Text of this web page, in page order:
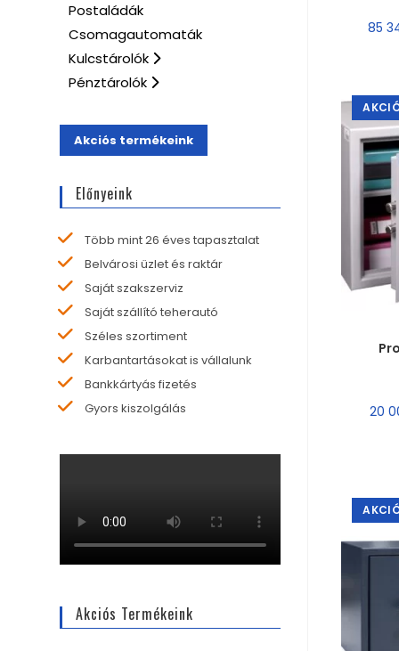
85
20
Postaládák
Csomagautomaták
Kulcstárolók
Pénztárolók
Akciós termékeink
Előnyeink
Több mint 26 éves tapasztalat
Belvárosi üzlet és raktár
Saját szakszerviz
Saját szállító teherautó
Széles szortiment
Karbantartásokat is vállalunk
Bankkártyás fizetés
Gyors kiszolgálás
Akciós Termékeink